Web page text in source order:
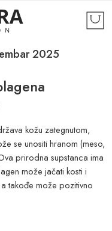
2025
kožu zategnutom,
se unositi hranom (meso,
prirodna supstanca ima
može jačati kosti i
takođe može pozitivno